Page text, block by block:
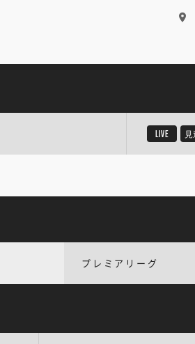
LIVE 見
プレミアリーグ